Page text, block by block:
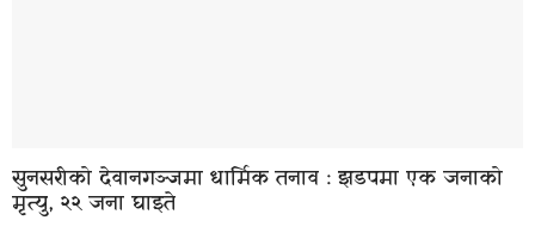
सुनसरीको देवानगञ्जमा धार्मिक तनाव : झडपमा एक जनाको
मृत्यु, २२ जना घाइते